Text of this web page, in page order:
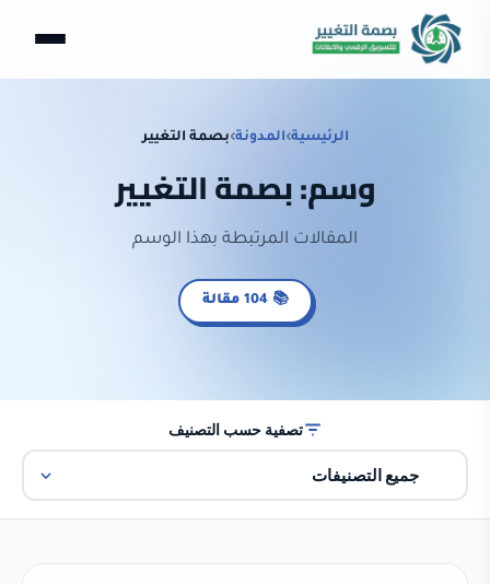
الرئيسية›المدونة›بصمة التغيير
وسم: بصمة التغيير
المقالات المرتبطة بهذا الوسم
📚 104 مقالة
تصفية حسب التصنيف